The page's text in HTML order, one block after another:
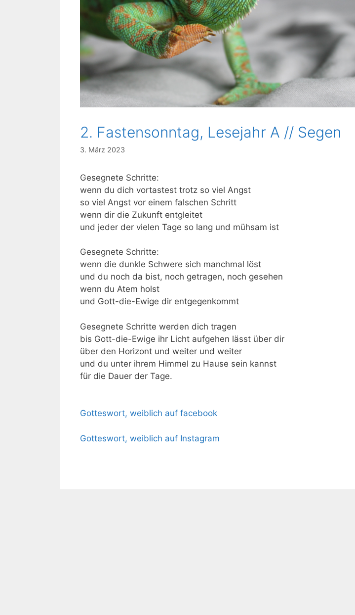
2. Fastensonntag, Lesejahr A // Segen
3. März 2023
Gesegnete Schritte:
wenn du dich vortastest trotz so viel Angst
so viel Angst vor einem falschen Schritt
wenn dir die Zukunft entgleitet
und jeder der vielen Tage so lang und mühsam ist
Gesegnete Schritte:
wenn die dunkle Schwere sich manchmal löst
und du noch da bist, noch getragen, noch gesehen
wenn du Atem holst
und Gott-die-Ewige dir entgegenkommt
Gesegnete Schritte werden dich tragen
bis Gott-die-Ewige ihr Licht aufgehen lässt über dir
über den Horizont und weiter und weiter
und du unter ihrem Himmel zu Hause sein kannst
für die Dauer der Tage.
Gotteswort, weiblich auf facebook
Gotteswort, weiblich auf Instagram